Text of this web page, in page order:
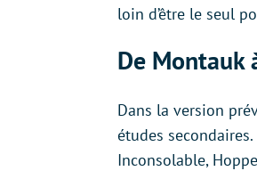
loin d’être le seul
De Montauk
Dans la version
études secondaires.
Inconsolable,